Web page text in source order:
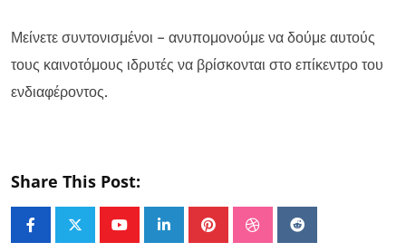
Μείνετε συντονισμένοι – ανυπομονούμε να δούμε αυτούς
τους καινοτόμους ιδρυτές να βρίσκονται στο επίκεντρο του
ενδιαφέροντος.
Share This Post:
LinkedInPinterestStumbleUpon
Reddit